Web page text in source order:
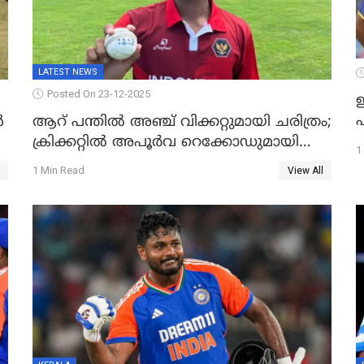
LATEST NEWS
Posted On 23-12-2025
ആറ് പന്തിൽ അഞ്ച് വിക്കറ്റുമായി ചരിത്രം;
ക്രിക്കറ്റിൽ അപൂർവ റെക്കോഡുമായി
ഇന്തോനേഷ്യൻ താരം
1 Min Read View All
1